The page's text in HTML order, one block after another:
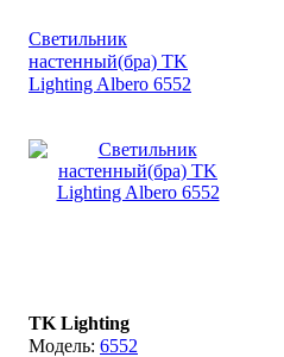
Светильник
настенный(бра) TK
Lighting Albero 6552
TK Lighting
6552